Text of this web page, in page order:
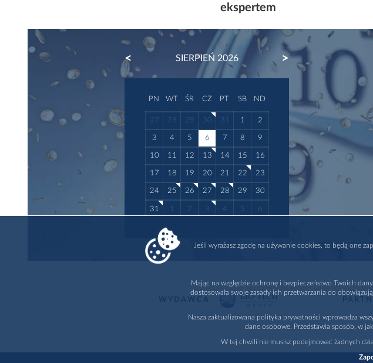
ekspertem
SIERPIEŃ 2026
PREVIOUS NEXT
PN WT ŚR CZ PT SB ND
27 28 29 30 31 1 2
3 4 5 6 7 8 9
10 11 12 13 14 15 16
17 18 19 20 21 22 23
24 25 26 27 28 29 30
31 1 2 3 4 5 6
Jeśli wyrażasz zgodę na używanie cookies, to będą one
Mając na względzie ochronę i bezpieczeństwo Twoich
dostosowała swoje zasady ich przetwarzania do
Nasza zaktualizowana polityka prywatności wprowadza
dane osobowe. Przedstawia sposób, w
W tej chwili nie musisz podejmować żadnych